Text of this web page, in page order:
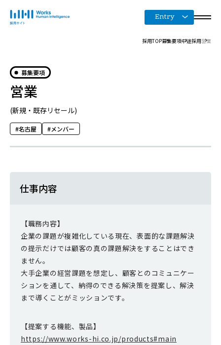
Entry
採用TOP募集要項中途採用営業
募集要項
営業
(新規・既存リセール)
名古屋 メンバー
仕事内容
【職務内容】
企業の課題が複雑化している現在、表面的な課題解決
の提示だけでは顧客の真の課題解決をすることはでき
ません。
大手企業の経営課題を想定し、顧客とのコミュニケー
ションを通して、納得のできる解決策を提案し、解決
まで導くことがミッションです。
【提案する機能、製品】
https://www.works-hi.co.jp/products#main